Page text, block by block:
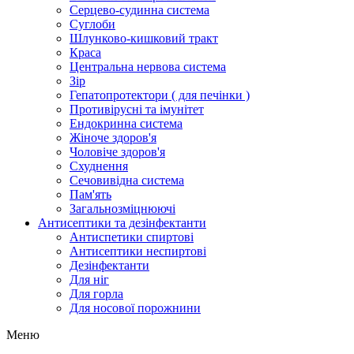
Серцево-судинна система
Суглоби
Шлунково-кишковий тракт
Краса
Центральна нервова система
Зір
Гепатопротектори ( для печінки )
Противірусні та імунітет
Ендокринна система
Жіноче здоров'я
Чоловіче здоров'я
Схуднення
Сечовивідна система
Пам'ять
Загальнозміцнюючі
Антисептики та дезінфектанти
Антиспетики спиртові
Антисептики неспиртові
Дезінфектанти
Для ніг
Для горла
Для носової порожнини
Меню